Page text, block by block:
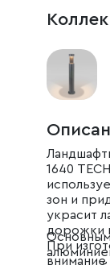
1640
зон и
украсит
дорожки
При
внимание
Основным